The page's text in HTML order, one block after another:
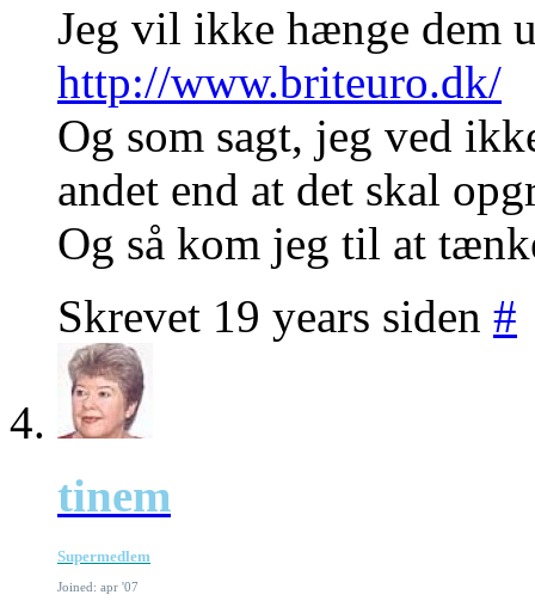
Jeg vil ikke hænge dem
http://www.briteuro.dk/
Og som sagt, jeg ved
andet end at det skal
Og så kom jeg til at
Skrevet 19 years siden #
tinem
Supermedlem
Joined: apr '07